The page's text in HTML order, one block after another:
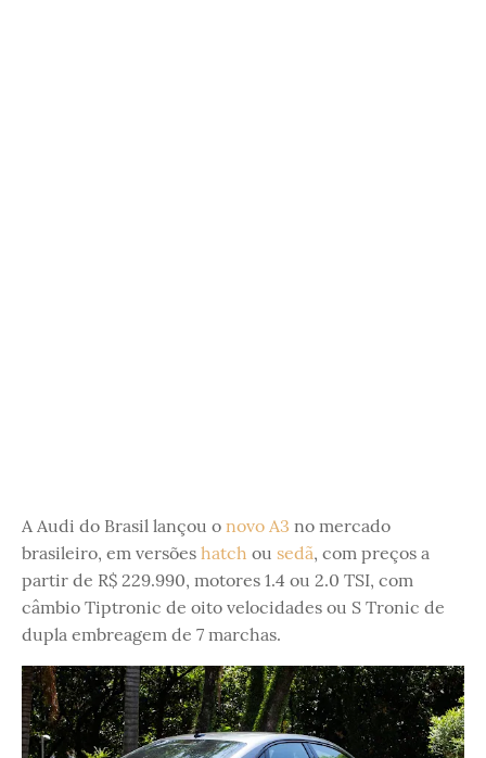
A Audi do Brasil lançou o novo A3 no mercado
brasileiro, em versões hatch ou sedã, com preços a
partir de R$ 229.990, motores 1.4 ou 2.0 TSI, com
câmbio Tiptronic de oito velocidades ou S Tronic de
dupla embreagem de 7 marchas.